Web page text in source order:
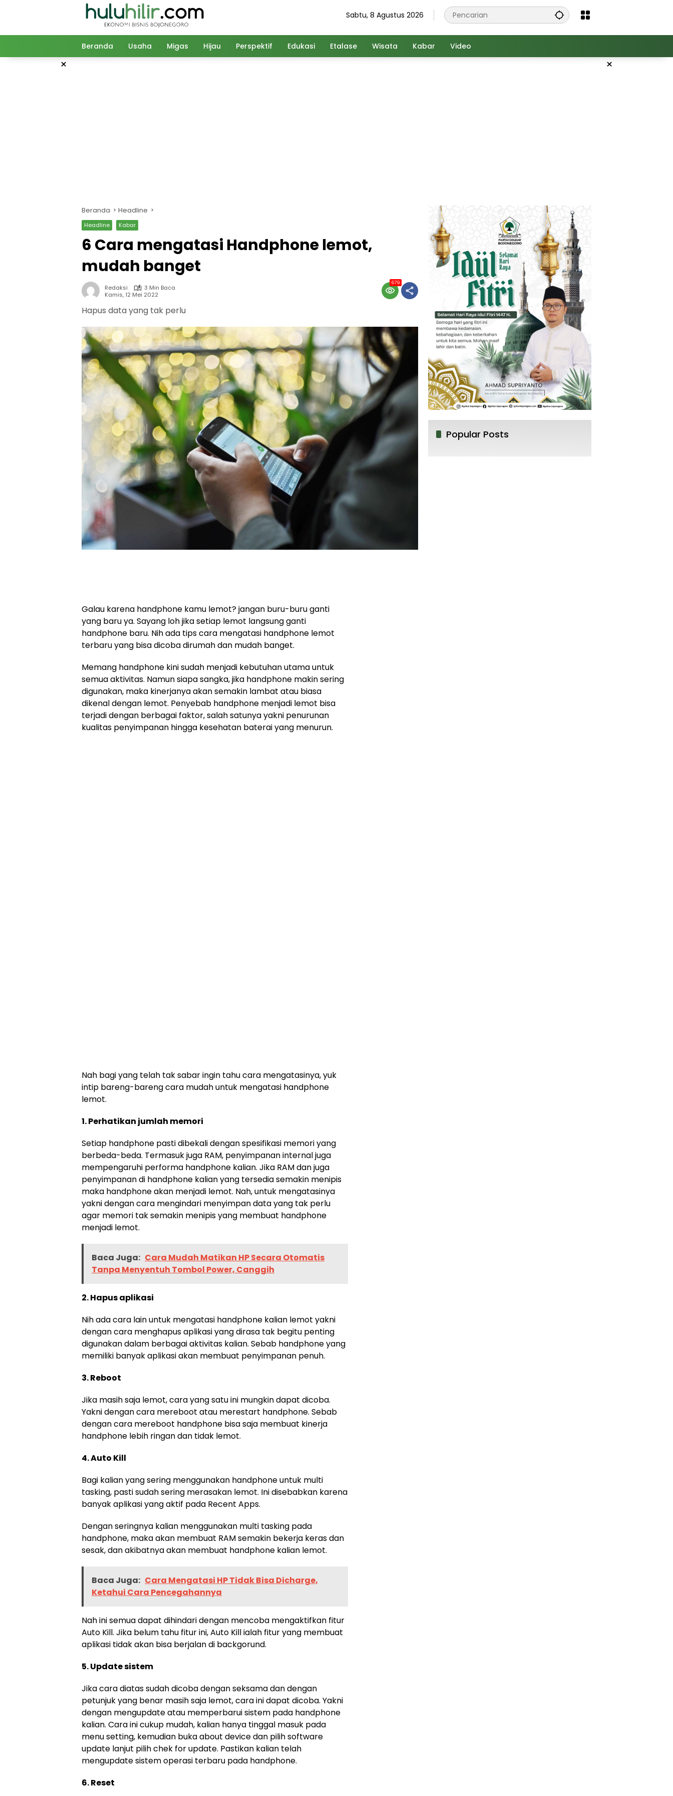
Sabtu, 8 Agustus 2026
Beranda Usaha Migas Hijau Perspektif Edukasi Etalase Wisata Kabar Video
× ×
Beranda Headline
Headline Kabar
6 Cara mengatasi Handphone lemot,
mudah banget
Redaksi
3 Min Baca
Kamis, 12 Mei 2022
679
Hapus data yang tak perlu
Galau karena handphone kamu lemot? jangan buru-buru ganti
yang baru ya. Sayang loh jika setiap lemot langsung ganti
handphone baru. Nih ada tips cara mengatasi handphone lemot
terbaru yang bisa dicoba dirumah dan mudah banget.
Memang handphone kini sudah menjadi kebutuhan utama untuk
semua aktivitas. Namun siapa sangka, jika handphone makin sering
digunakan, maka kinerjanya akan semakin lambat atau biasa
dikenal dengan lemot. Penyebab handphone menjadi lemot bisa
terjadi dengan berbagai faktor, salah satunya yakni penurunan
kualitas penyimpanan hingga kesehatan baterai yang menurun.
Nah bagi yang telah tak sabar ingin tahu cara mengatasinya, yuk
intip bareng-bareng cara mudah untuk mengatasi handphone
lemot.
1. Perhatikan jumlah memori
Setiap handphone pasti dibekali dengan spesifikasi memori yang
berbeda-beda. Termasuk juga RAM, penyimpanan internal juga
mempengaruhi performa handphone kalian. Jika RAM dan juga
penyimpanan di handphone kalian yang tersedia semakin menipis
maka handphone akan menjadi lemot. Nah, untuk mengatasinya
yakni dengan cara mengindari menyimpan data yang tak perlu
agar memori tak semakin menipis yang membuat handphone
menjadi lemot.
Baca Juga: Cara Mudah Matikan HP Secara Otomatis
Tanpa Menyentuh Tombol Power, Canggih
2. Hapus aplikasi
Nih ada cara lain untuk mengatasi handphone kalian lemot yakni
dengan cara menghapus aplikasi yang dirasa tak begitu penting
digunakan dalam berbagai aktivitas kalian. Sebab handphone yang
memiliki banyak aplikasi akan membuat penyimpanan penuh.
3. Reboot
Jika masih saja lemot, cara yang satu ini mungkin dapat dicoba.
Yakni dengan cara mereboot atau merestart handphone. Sebab
dengan cara mereboot handphone bisa saja membuat kinerja
handphone lebih ringan dan tidak lemot.
4. Auto Kill
Bagi kalian yang sering menggunakan handphone untuk multi
tasking, pasti sudah sering merasakan lemot. Ini disebabkan karena
banyak aplikasi yang aktif pada Recent Apps.
Dengan seringnya kalian menggunakan multi tasking pada
handphone, maka akan membuat RAM semakin bekerja keras dan
sesak, dan akibatnya akan membuat handphone kalian lemot.
Baca Juga: Cara Mengatasi HP Tidak Bisa Dicharge,
Ketahui Cara Pencegahannya
Nah ini semua dapat dihindari dengan mencoba mengaktifkan fitur
Auto Kill. Jika belum tahu fitur ini, Auto Kill ialah fitur yang membuat
aplikasi tidak akan bisa berjalan di backgorund.
5. Update sistem
Jika cara diatas sudah dicoba dengan seksama dan dengan
petunjuk yang benar masih saja lemot, cara ini dapat dicoba. Yakni
dengan mengupdate atau memperbarui sistem pada handphone
kalian. Cara ini cukup mudah, kalian hanya tinggal masuk pada
menu setting, kemudian buka about device dan pilih software
update lanjut pilih chek for update. Pastikan kalian telah
mengupdate sistem operasi terbaru pada handphone.
6. Reset
Popular Posts